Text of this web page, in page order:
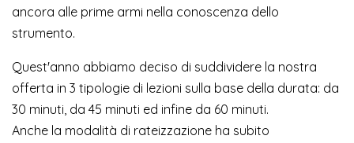
ancora alle prime armi nella conoscenza dello
strumento.
Quest'anno abbiamo deciso di suddividere la nostra
offerta in 3 tipologie di lezioni sulla base della durata: da
30 minuti, da 45 minuti ed infine da 60 minuti.
Anche la modalità di rateizzazione ha subito